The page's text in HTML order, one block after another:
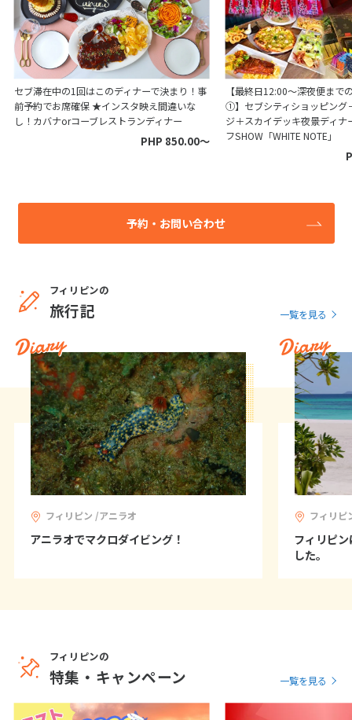
セブ滞在中の1回はこのディナーで決まり！事
前予約でお席確保 ★インスタ映え間違いな
し！カバナorコーブレストランディナー
PHP 850.00〜
【最終日12:00～深夜便まで
①】セブシティショッピング
ジ＋スカイデッキ夜景ディナ
フSHOW「WHITE NOTE」
予約・お問い合わせ
フィリピンの
旅行記 一覧を見る
Diary
フィリピン /アニラオ
アニラオでマクロダイビング！
Diary
フィリピ
フィリピ
した。
フィリピンの
特集・キャンペーン 一覧を見る